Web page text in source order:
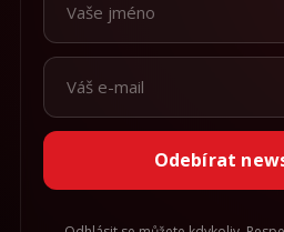
Odebírat